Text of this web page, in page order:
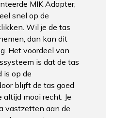
MIK Adapter,
snel op de
Wil je de tas
dan kan dit
Het voordeel van
is dat de tas
is op de
blijft de tas goed
mooi recht. Je
vastzetten aan de